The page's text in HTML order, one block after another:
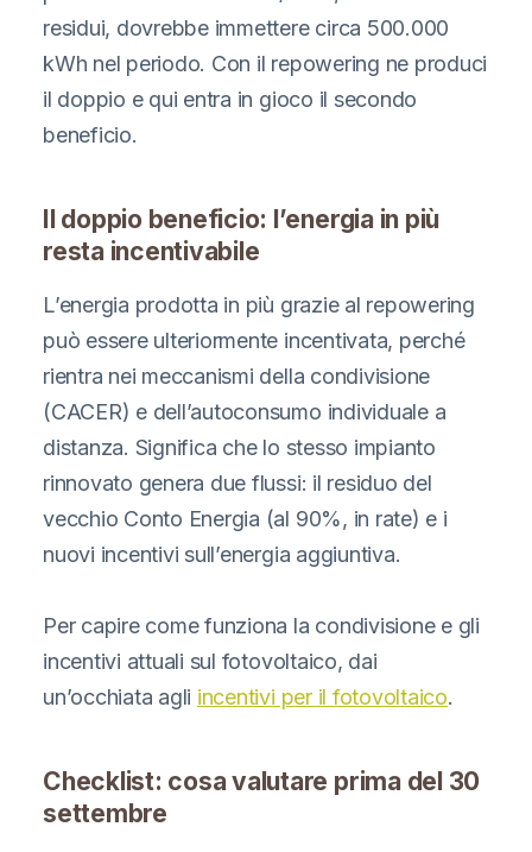
residui, dovrebbe immettere circa 500.000
kWh nel periodo. Con il repowering ne produci
il doppio e qui entra in gioco il secondo
beneficio.
Il doppio beneficio: l’energia in più
resta incentivabile
L’energia prodotta in più grazie al repowering
può essere ulteriormente incentivata, perché
rientra nei meccanismi della condivisione
(CACER) e dell’autoconsumo individuale a
distanza. Significa che lo stesso impianto
rinnovato genera due flussi: il residuo del
vecchio Conto Energia (al 90%, in rate) e i
nuovi incentivi sull’energia aggiuntiva.
Per capire come funziona la condivisione e gli
incentivi attuali sul fotovoltaico, dai
un’occhiata agli incentivi per il fotovoltaico.
Checklist: cosa valutare prima del 30
settembre